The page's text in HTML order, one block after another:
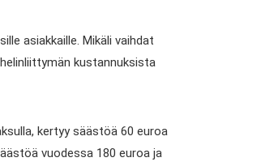
asiakkaille. Mikäli vaihdat
kustannuksista
kertyy säästöä 60 euroa
vuodessa 180 euroa ja